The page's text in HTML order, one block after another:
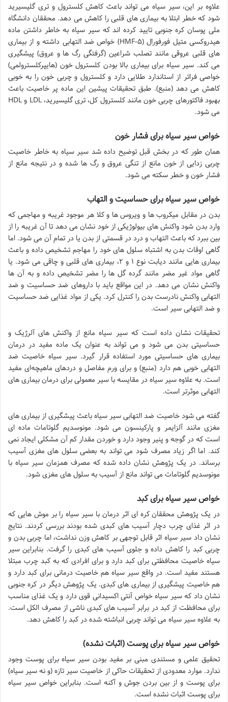
علاوه بر این، سیر سیاه می تواند باعث کاهش کلسترول و تری گلیسیرید
شود که خطر ابتلا به بیماری های قلبی را کاهش می دهد. محققان دانشگاه
ملی پوسان کره جنوبی تایید کرده اند که سیر سیاه به خاطر داشتن ماده
هیدروکسی متیل فورفورال (۵‐HMF) خواص ضد التهابی داشته و از بیماری
های قلبی عروقی مانند تصلب شراعین (گرفتگی رگ ها و عروق) پیشگیری
می کند. سیر سیاه برای بیماری بالا بودن کلسترول خون (هایپرکلسترولمی)
خواصی فراتر از استاندارد طلایی دارد و کلسترول و چربی خون را به خوبی
کاهش می دهد (منبع). طبق تحقیقات پیشین این ماده پر خاصیت باعث
بهبود فاکتورهای چربی خون مانند کلسترول کل، تری گلیسیرید، LDL و HDL
می شود.
خواص سیر سیاه برای فشار خون
همان طور که در بخش قبل توضیح داده شد سیر سیاه به خاطر خاصیت
چربی زدایی از خون مانع از تنگی عروق و رگ ها شده و در نتیجه مانع از
فشار خون و خطر سکته می شود.
خواص سیر سیاه برای حساسیت و التهاب
بدن در مقابل میکروب ها و ویروس ها و کلا هر موجود غریبه و مهاجمی که
وارد بدن شود واکنش های بیولوژیکی از خود نشان می دهد تا آن غریبه را از
بین ببرد که باعث التهاب و درد در قسمتی از بدن یا در تمام آن می شود. اما
گاهی اوقات بدن به اشتباه سلول های خود را مهاجم تشخیص داده و باعث
بیماری هایی مانند دیابت نوع ۱ و ۲، بیماری های قلبی و چاقی می شود. یا
گاهی مواد غیر مضر مانند گرده گل ها را مضر تشخیص داده و به آن ها
واکنش نشان می دهد. در این مواقع باید با داروهای ضد حساسیت و ضد
التهابی واکنش نادرست بدن را کنترل کرد. یکی از مواد غذایی ضد حساسیت
و ضد التهابی سیر است.
تحقیقات نشان داده است که سیر سیاه مانع از واکنش های آلرژیک و
حساسیتی بدن می شود و می تواند به عنوان یک ماده مفید در درمان
بیماری های حساسیتی مورد استفاده قرار گیرد. سیر سیاه خاصیت ضد
التهابی خوبی هم دارد (منبع) و برای ورم مفاصل و دردهای ماهیچه‌ای مفید
است. به علاوه سیر سیاه در مقایسه با سیر معمولی برای درمان بیماری های
التهابی موثرتر است.
گفته می شود خاصیت ضد التهابی سیر سیاه باعث پیشگیری از بیماری های
مغزی مانند آلزایمر و پارکینسون می شود. مونوسدیم گلوتامات ماده ای
است که در گوجه و پنیر وجود دارد و خوردن مقدار کم آن مشکلی ایجاد نمی
کند. اما اگر زیاد مصرف شود می تواند به بعضی سلول های مغزی آسیب
برساند. در یک پژوهش نشان داده شده که مصرف همزمان سیر سیاه با
مونوسدیم گلوتامات می تواند مانع از آسیب به سلول های مغزی شود.
خواص سیر سیاه برای کبد
در یک پژوهش محققان کره ای اثر درمان با سیر سیاه را بر موش هایی که
در اثر غذای چرب دچار آسیب های کبدی شده بودند بررسی کردند. نتایج
نشان داد سیر سیاه اثر قابل توجهی بر کاهش وزن نداشت، اما چربی بدن و
چربی کبد را کاهش داده و جلوی آسیب های کبدی را گرفت. بنابراین سیر
سیاه خاصیت محافظتی برای کبد دارد و برای افرادی که به کبد چرب مبتلا
هستند مفید است. در واقع سیر سیاه هم خاصیت درمانی برای کبد دارد و
هم خاصیت پیشگیری از بیماری های کبدی. یک پژوهش دیگر در کره جنوبی
نشان داد که سیر سیاه خواص آنتی اکسیدانی قوی دارد و یک غذای مناسب
برای محافظت از کبد در برابر آسیب های کبدی ناشی از مصرف الکل است.
به علاوه سیر سیاه می تواند چربی انباشته شده در کبد را کاهش دهد.
خواص سیر سیاه برای پوست (اثبات نشده)
تحقیق علمی و مستندی مبنی بر مفید بودن سیر سیاه برای پوست وجود
ندارد. موارد معدودی از تحقیقات حاکی از خاصیت سیر تازه (و نه سیر سیاه)
برای پوست و از بین بردن جوش و آکنه است. بنابراین خواص سیر سیاه
برای پوست اثبات نشده است.